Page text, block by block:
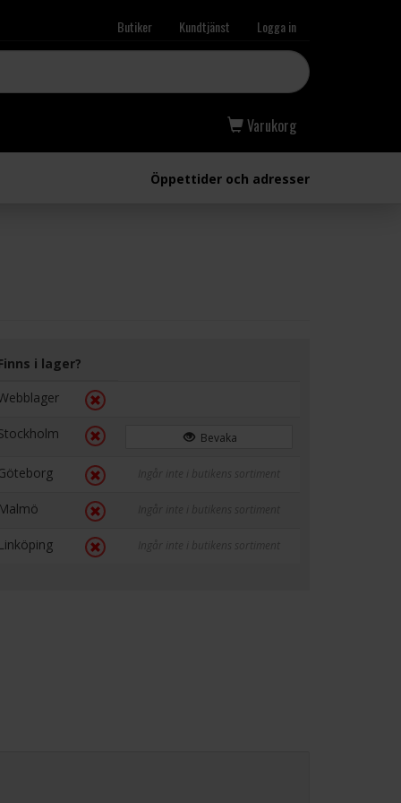
Butiker Kundtjänst Logga in
Varukorg
Öppettider och adresser
i lager?
Bevaka
Ingår inte i butikens sortiment
Ingår inte i butikens sortiment
Ingår inte i butikens sortiment